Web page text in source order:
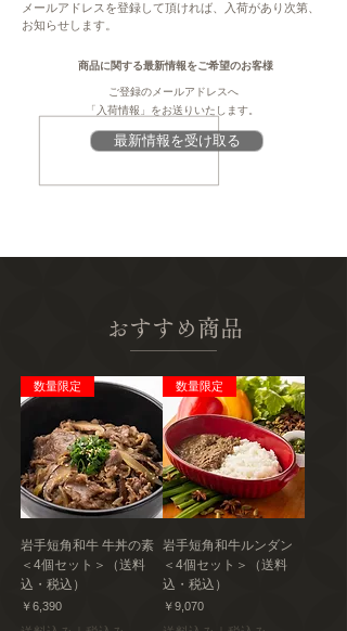
原材料
45日
10度以下で保存
セシーナ：牛肉
＜セシーナ 30gあたり推定値＞ 熱量：
108kcal たんぱく質：8.9g 脂質：7.0g
炭水化物：2.4g 食塩相当量：2.59g
発送種別
冷蔵
主要産地
岩手県
製造者
株式会社肉のふがね
注意
作成・掲載をしています。提供元の規格変更
などに伴い、本サイト掲載の情報から予告な
く変更となる場合がございます。商品に関す
る義務表示事項（原材料、栄養成分、アレル
ギー情報、添加物など）については、商品到
メールアドレスを登録して頂ければ、入荷があり次第、
お知らせします。
最新情報を受け取る
商品に関する最新情報をご希望のお客様
ご登録のメールアドレスへ
「入荷情報」をお送りいたします。
おすすめ商品
数量限定
岩手短角和牛 牛丼の素
＜4個セット＞（送料
込・税込）
価格
￥6,390
数量限定
岩手短角和牛ルンダン
＜4個セット＞（送料
込・税込）
価格
￥9,070